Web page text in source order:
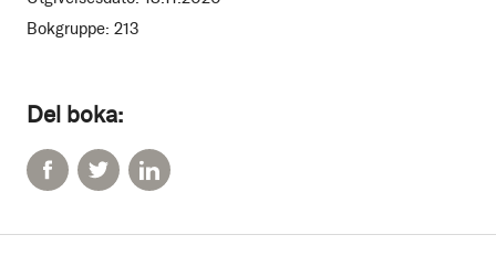
Del boka:
Bokgruppe: 213